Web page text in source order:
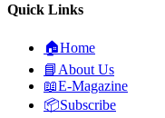
Quick Links
🏠Home
📘 About Us
📖E-Magazine
📦Subscribe